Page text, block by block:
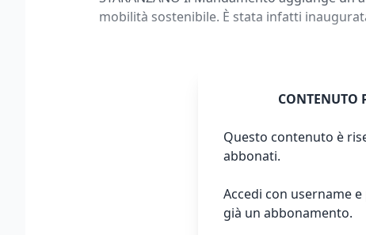
mobilità sostenibile. È stata infatti
CONTENUTO
Questo contenuto è
abbonati.
Accedi con username
già un abbonamento.